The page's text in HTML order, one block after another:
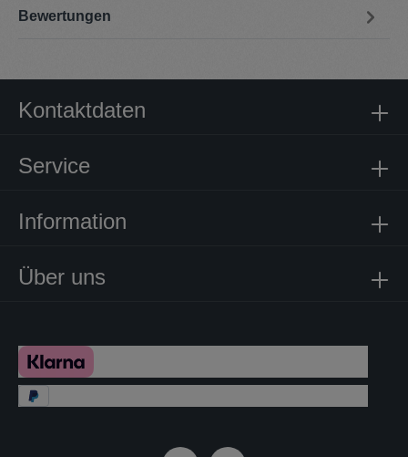
Bewertungen
Über uns
Kontaktdaten
Service
Information